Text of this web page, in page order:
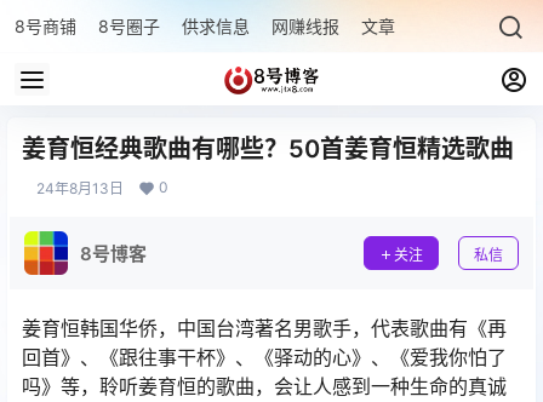
8号商铺 8号圈子 供求信息 网赚线报 文章专题 最新文章
姜育恒经典歌曲有哪些？50首姜育恒精选歌曲
24年8月13日 0
8号博客 关注 私信
姜育恒韩国华侨，中国台湾著名男歌手，代表歌曲有《再
回首》、《跟往事干杯》、《驿动的心》、《爱我你怕了
吗》等，聆听姜育恒的歌曲，会让人感到一种生命的真诚